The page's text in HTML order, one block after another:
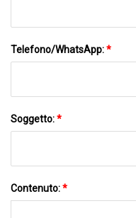
Telefono/WhatsApp:*
Soggetto:*
Contenuto:*